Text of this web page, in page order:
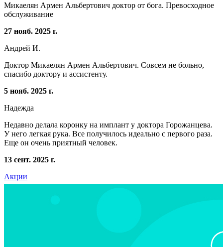
Микаелян Армен Альбертович доктор от бога. Превосходное
обслуживание
27 нояб. 2025 г.
Андрей И.
Доктор Микаелян Армен Альбертович. Совсем не больно,
спасибо доктору и ассистенту.
5 нояб. 2025 г.
Надежда
Недавно делала коронку на имплант у доктора Горожанцева.
У него легкая рука. Все получилось идеально с первого раза.
Еще он очень приятный человек.
13 сент. 2025 г.
Акции